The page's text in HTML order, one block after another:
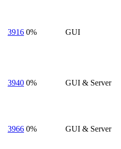
3916 0% GUI
3940 0% GUI & Server
3966 0% GUI & Server